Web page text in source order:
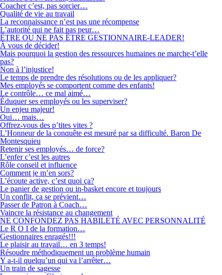
Coacher c’est, pas sorcier…
Qualité de vie au travail
La reconnaissance n’est pas une récompense
L’autorité qui ne fait pas peur…
ÊTRE OU NE PAS ÊTRE GESTIONNAIRE-LEADER!
À vous de décider!
Mais pourquoi la gestion des ressources humaines ne marche-t’elle
pas?
Non à l’injustice!
Le temps de prendre des résolutions ou de les appliquer?
Mes employés se comportent comme des enfants!
Le contrôle… ce mal aimé…
Éduquer ses employés ou les superviser?
Un enjeu majeur!
Oui… mais…
Offrez-vous des p’tites vites ?
L’Honneur de la conquête est mesuré par sa difficulté. Baron De
Montesquieu
Retenir ses employés… de force?
L’enfer c’est les autres
Rôle conseil et influence
Comment je m’en sors?
L’écoute active, c’est quoi ça?
Le panier de gestion ou in-basket encore et toujours
Un conflit, ça se prévient…
Passer de Patron à Coach…
Vaincre la résistance au changement
NE CONFONDEZ PAS HABILETÉ AVEC PERSONNALITÉ
Le R O I de la formation…
Gestionnaires enragés!!!
Le plaisir au travail… en 3 temps!
Résoudre méthodiquement un problème humain
Y a-t-il quelqu’un qui va l’arrêter…
Un train de sagesse